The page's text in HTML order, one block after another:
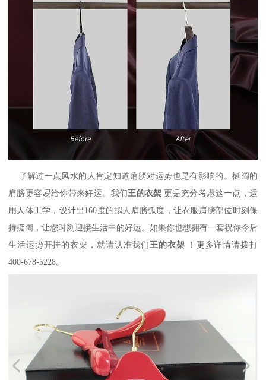
了解过一点风水的人肯定知道肩膀对运势也是有影响的。挺阔的
肩膀更容易给你带来好运。我们王的衣架 更是充分考虑这一点，运
用人体工学，设计出 160度的拟人肩膀弧度，让衣服肩膀部位时刻保
持挺阔，让您时刻迎接生活中的好运。如果你也想拥有一套祝你今后
生活运势开挂的衣架，就请认准我们王的衣架
！更多详情请拨打
400-678-5228。